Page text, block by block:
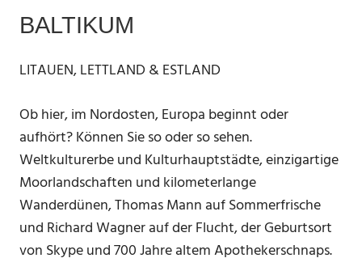
BALTIKUM
LITAUEN, LETTLAND & ESTLAND
Ob hier, im Nordosten, Europa beginnt oder
aufhört? Können Sie so oder so sehen.
Weltkulturerbe und Kulturhauptstädte, einzigartige
Moorlandschaften und kilometerlange
Wanderdünen, Thomas Mann auf Sommerfrische
und Richard Wagner auf der Flucht, der Geburtsort
von Skype und 700 Jahre altem Apothekerschnaps.